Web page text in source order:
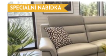
SPECIÁLNÍ NABÍDKA